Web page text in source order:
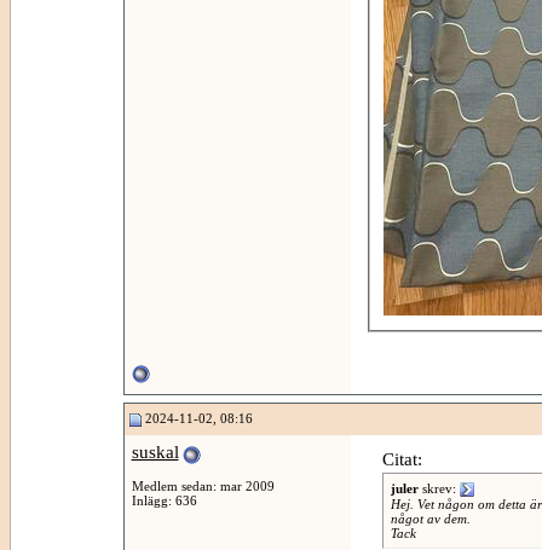
2024-11-02, 08:16
suskal
Medlem sedan: mar 2009
Inlägg: 636
Citat:
julerskrev:
Hej. Vet någon om detta
något av dem.
Tack